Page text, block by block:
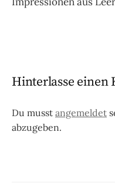
Hinterlasse einen
Du musst angemeldet
abzugeben.